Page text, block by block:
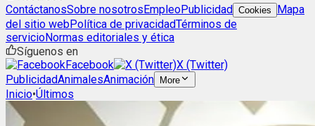
ContáctanosSobre nosotrosEmpleoPublicidad Cookies
Mapa
del sitio webPolítica de privacidadTérminos de
servicioNormas editoriales y ética
Síguenos en
Facebook
X (Twitter)
PublicidadAnimalesAnimación More
Inicio•Últimos